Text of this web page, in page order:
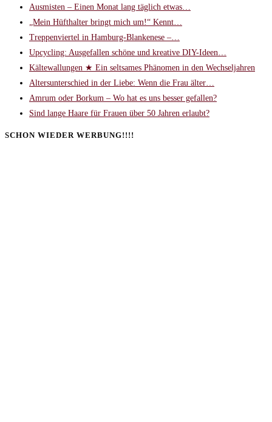
Ausmisten – Einen Monat lang täglich etwas…
„Mein Hüfthalter bringt mich um!“ Kennt…
Treppenviertel in Hamburg-Blankenese –…
Upcycling: Ausgefallen schöne und kreative DIY-Ideen…
Kältewallungen ★ Ein seltsames Phänomen in den Wechseljahren
Altersunterschied in der Liebe: Wenn die Frau älter…
Amrum oder Borkum – Wo hat es uns besser gefallen?
Sind lange Haare für Frauen über 50 Jahren erlaubt?
SCHON WIEDER WERBUNG!!!!